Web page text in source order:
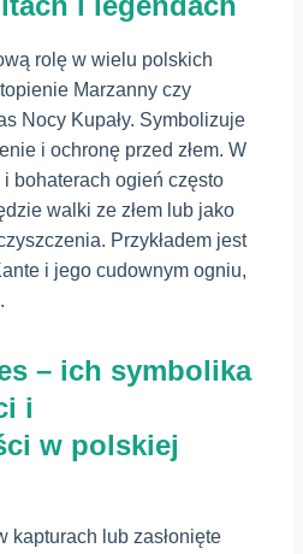
rolę w wielu polskich
Marzanny czy
Nocy Kupały. Symbolizuje
i ochronę przed złem. W
bohaterach ogień często
walki ze złem lub jako
Przykładem jest
i jego cudownym ogniu,
– ich symbolika
i
w polskiej
kapturach lub zasłonięte